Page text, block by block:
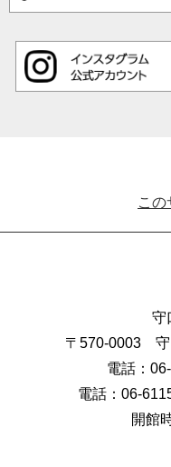
この
守
〒570-0003 守
電話：
電話：06-
開館